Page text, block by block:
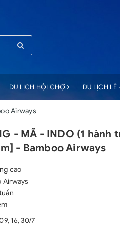
DU LỊCH HỘI CHỢ DU LỊCH LỄ
Airways
- MÃ - INDO (1 hành
- Bamboo Airways
cao
Airways
16, 30/7